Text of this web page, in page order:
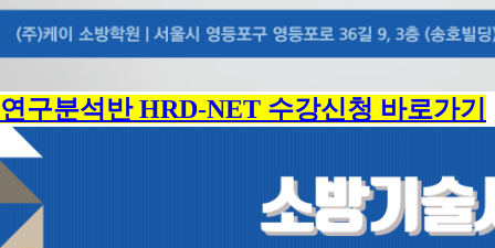
연구분석반 HRD-NET 수강신청 바로가기